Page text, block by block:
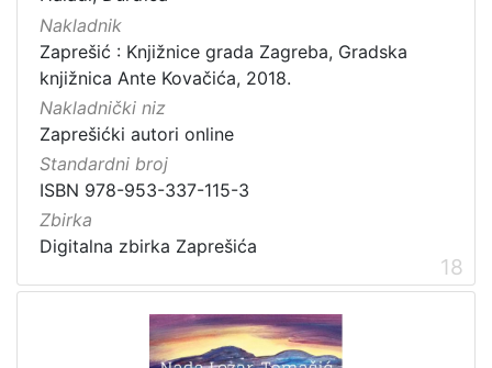
Nakladnik
Zaprešić : Knjižnice grada Zagreba, Gradska
knjižnica Ante Kovačića, 2018.
Nakladnički niz
Zaprešićki autori online
Standardni broj
ISBN 978-953-337-115-3
Zbirka
Digitalna zbirka Zaprešića
18